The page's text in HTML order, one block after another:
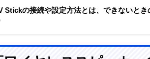
Stickの接続や設定方法とは、できないとき